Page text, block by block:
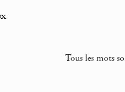
Tous les mots